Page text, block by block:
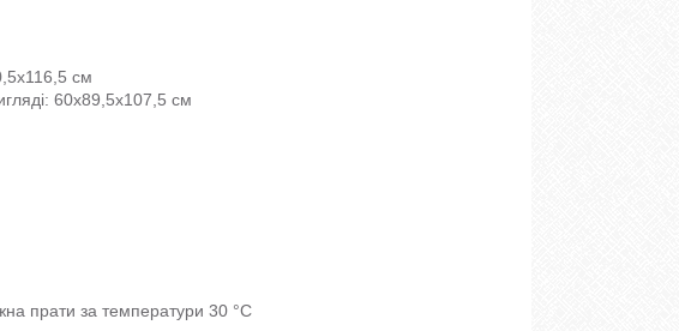
см
60x89,5x107,5 см
прати за температури 30 °C